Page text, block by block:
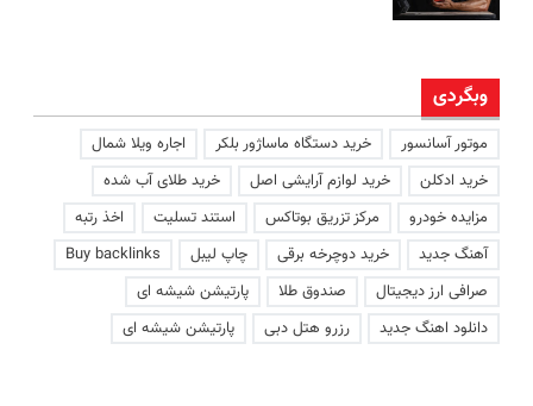
وبگردی
موتور آسانسور خرید دستگاه ماساژور بلکر
اجاره ویلا شمال
خرید ادکلن
خرید لوازم آرایشی اصل
خرید طلای آب شده
مزایده خودرو
مرکز تزریق بوتاکس استند تسلیت
اخذ رتبه
آهنگ جدید
خرید دوچرخه برقی چاپ لیبل
Buy backlinks
صرافی ارز دیجیتال
صندوق طلا
پارتیشن شیشه ای
دانلود اهنگ جدید
رزرو هتل دبی پارتیشن شیشه ای